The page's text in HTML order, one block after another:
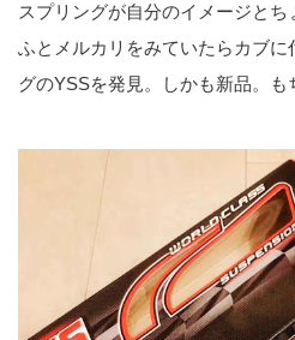
スプリングが自分のイメージとち
ふとメルカリをみていたらカブ
グのYSSを発見。しかも新品。も